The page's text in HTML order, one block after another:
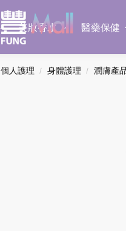
美妝香水 醫藥保健
個人護理 / 身體護理 / 潤膚產